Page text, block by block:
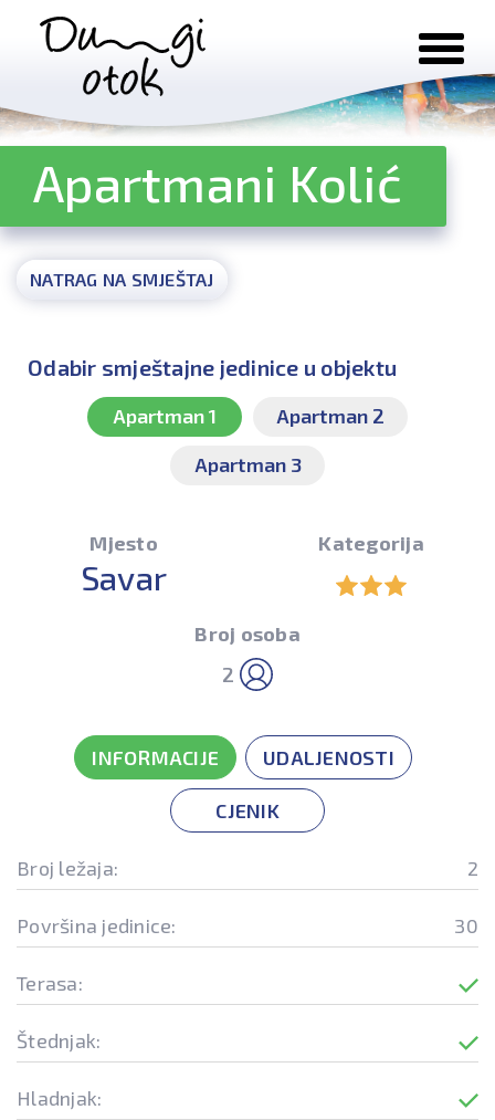
Preskoči na sadržaj
Apartmani Kolić
NATRAG NA SMJEŠTAJ
Odabir smještajne jedinice u objektu
Apartman 1
Apartman 2
Apartman 3
Mjesto
Savar
Kategorija
Broj osoba
2
INFORMACIJE UDALJENOSTI
CJENIK
Broj ležaja: 2
Površina jedinice: 30
Terasa:
Štednjak:
Hladnjak: